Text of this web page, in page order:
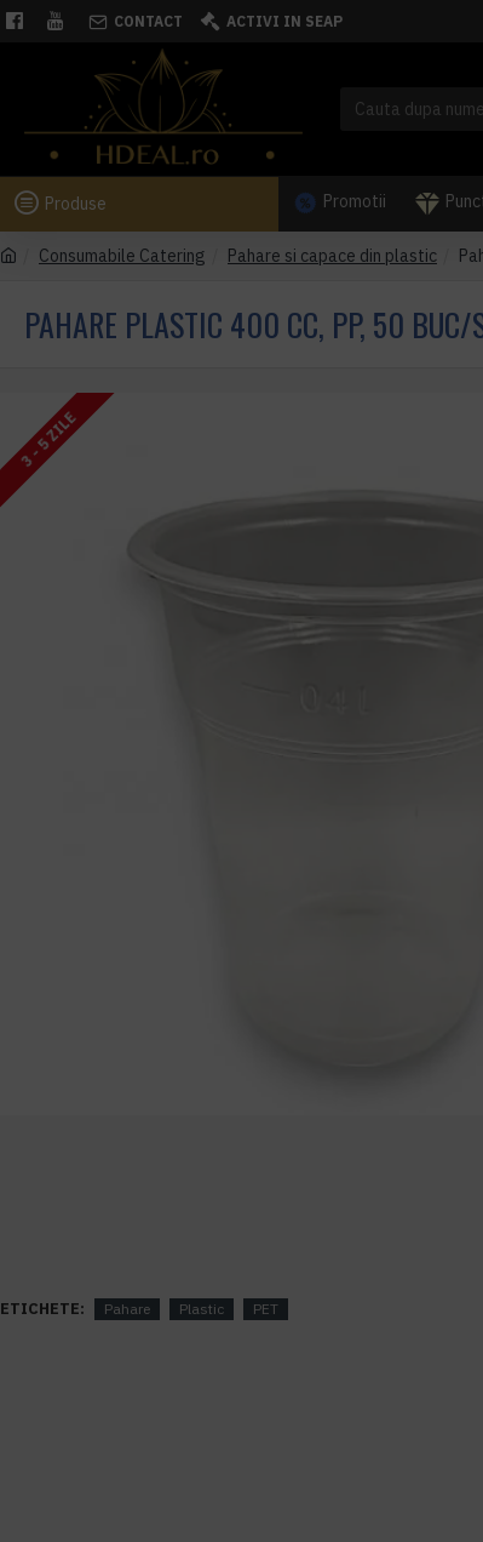
CONTACT ACTIVI IN SEAP
Produse Promotii
Consumabile Catering Pahare si capace din plastic
PAHARE PLASTIC 400 CC, PP, 50 BUC/
3 - 5 ZILE
ETICHETE: Pahare Plastic PET